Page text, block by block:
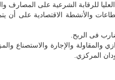
للرقابة الشرعية على المصارف
والأنشطة الاقتصادية على
فى الربح.
والمقاولة والإجارة والاستصناع
المركزي.